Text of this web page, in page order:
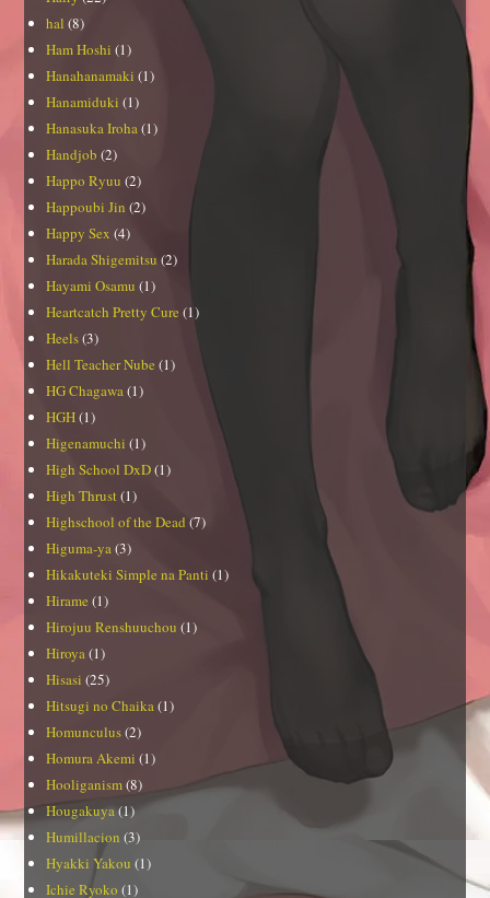
hal (8)
Ham Hoshi (1)
Hanahanamaki (1)
Hanamiduki (1)
Hanasuka Iroha(1)
Handjob (2)
Happo Ryuu (2)
Happoubi Jin (2)
Happy Sex (4)
Harada Shigemitsu (2)
Hayami Osamu (1)
Heartcatch Pretty Cure (1)
Heels(3)
Hell Teacher Nube (1)
HG Chagawa(1)
HGH(1)
Higenamuchi (1)
High School DxD(1)
High Thrust(1)
Highschool of the Dead (7)
Higuma-ya(3)
Hikakuteki Simple na Panti (1)
Hirame (1)
Hirojuu Renshuuchou (1)
Hiroya(1)
Hisasi (25)
Hitsugi no Chaika(1)
Homunculus(2)
Homura Akemi (1)
Hooliganism(8)
Hougakuya(1)
Humillacion (3)
Hyakki Yakou (1)
Ichie Ryoko (1)